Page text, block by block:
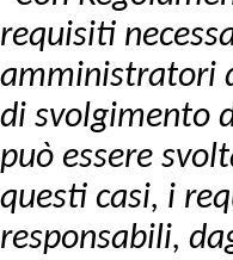
requisiti
amministratori
di svolgimento
può essere
questi casi, i
responsabili,